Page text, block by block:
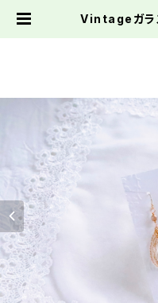
Vintageガラ